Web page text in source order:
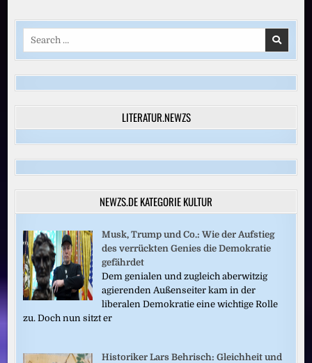
Beiträge
LITERATUR.NEWZS
NEWZS.DE KATEGORIE KULTUR
Musk, Trump und Co.: Wie der Aufstieg
des verrückten Genies die Demokratie
gefährdet
Dem genialen und zugleich aberwitzig
agierenden Außenseiter kam in der
liberalen Demokratie eine wichtige Rolle
zu. Doch nun sitzt er
Historiker Lars Behrisch: Gleichheit und